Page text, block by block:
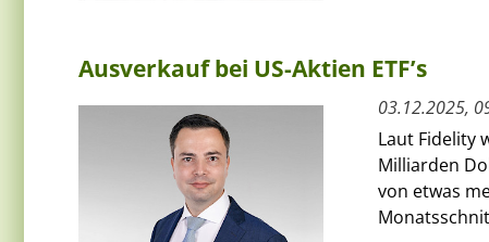
Ausverkauf bei US-Aktien ETF’s
03.12.2025,
Laut Fidelity
Milliarden
von etwas